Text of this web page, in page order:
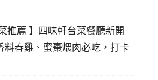
推薦 】四味軒台菜餐廳新開
料春雞、蜜棗煨肉必吃，打卡